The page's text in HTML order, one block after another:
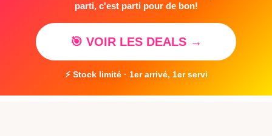
parti, c'est parti pour de bon!
🎯 VOIR LES DEALS →
⚡ Stock limité · 1er arrivé, 1er servi